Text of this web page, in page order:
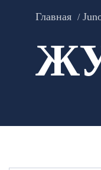
Главная